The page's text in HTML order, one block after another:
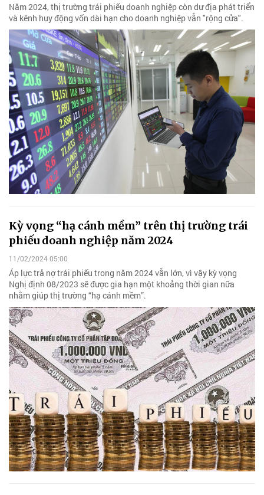
Năm 2024, thị trường trái phiếu doanh nghiệp còn dư địa phát triển
và kênh huy động vốn dài hạn cho doanh nghiệp vẫn "rộng cửa".
Kỳ vọng “hạ cánh mềm” trên thị trường trái
phiếu doanh nghiệp năm 2024
11/02/2024 05:00
Áp lực trả nợ trái phiếu trong năm 2024 vẫn lớn, vì vậy kỳ vọng
Nghị định 08/2023 sẽ được gia hạn một khoảng thời gian nữa
nhằm giúp thị trường “hạ cánh mềm”.